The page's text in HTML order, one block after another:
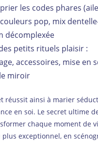
les codes phares
couleurs pop, mix
décomplexée
petits rituels plaisir :
accessoires, mise en
miroir
réussit ainsi à marier
en soi. Le secret ultime
chaque moment de
exceptionnel, en